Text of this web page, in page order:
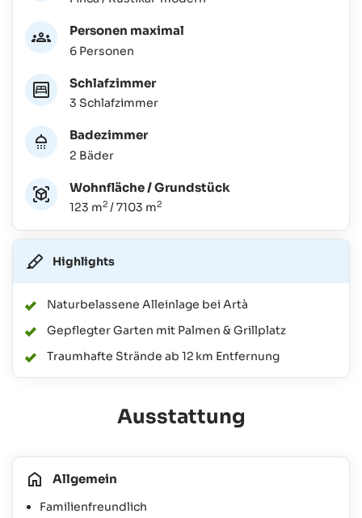
Personen maximal
6 Personen
Schlafzimmer
3 Schlafzimmer
Badezimmer
2 Bäder
Wohnfläche / Grundstück
123 m2 / 7103 m2
Highlights
Naturbelassene Alleinlage bei Artà
Gepflegter Garten mit Palmen & Grillplatz
Traumhafte Strände ab 12 km Entfernung
Ausstattung
Allgemein
Familienfreundlich